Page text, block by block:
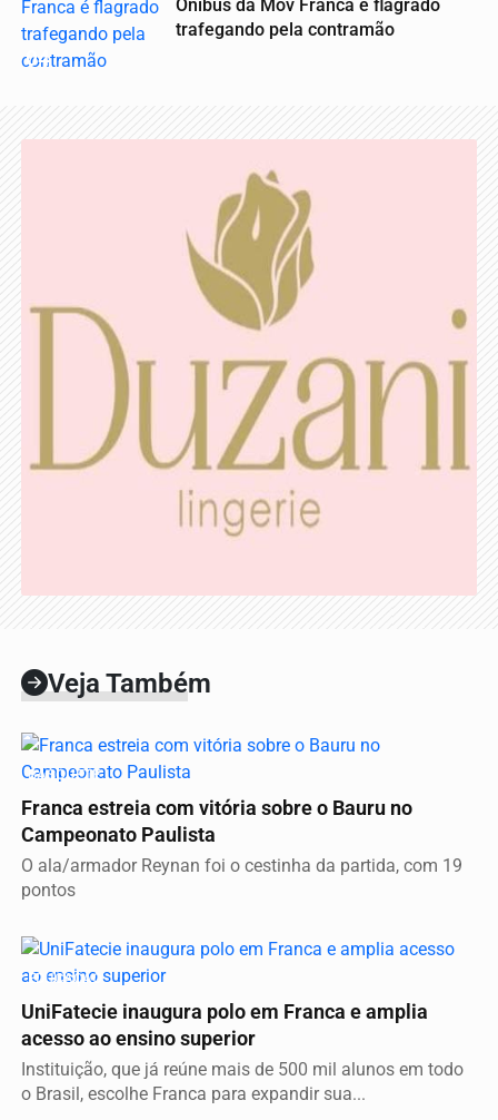
04
Ônibus da Mov Franca é flagrado
trafegando pela contramão
Veja Também
BASQUETE
Franca estreia com vitória sobre o Bauru no
Campeonato Paulista
O ala/armador Reynan foi o cestinha da partida, com 19
pontos
EDUCAÇÃO
UniFatecie inaugura polo em Franca e amplia
acesso ao ensino superior
Instituição, que já reúne mais de 500 mil alunos em todo
o Brasil, escolhe Franca para expandir sua...